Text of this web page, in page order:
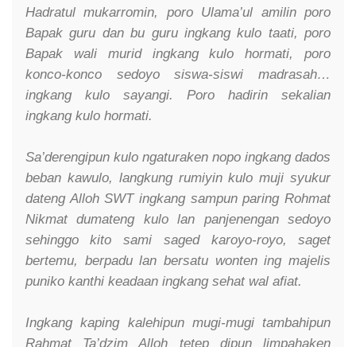
Hadratul mukarromin, poro Ulama’ul amilin poro
Bapak guru dan bu guru ingkang kulo taati, poro
Bapak wali murid ingkang kulo hormati, poro
konco-konco sedoyo siswa-siswi madrasah…
ingkang kulo sayangi. Poro hadirin sekalian
ingkang kulo hormati.
Sa’derengipun kulo ngaturaken nopo ingkang dados
beban kawulo, langkung rumiyin kulo muji syukur
dateng Alloh SWT ingkang sampun paring Rohmat
Nikmat dumateng kulo lan panjenengan sedoyo
sehinggo kito sami saged karoyo-royo, saget
bertemu, berpadu lan bersatu wonten ing majelis
puniko kanthi keadaan ingkang sehat wal afiat.
Ingkang kaping kalehipun mugi-mugi tambahipun
Rahmat Ta’dzim Alloh tetep dipun limpahaken